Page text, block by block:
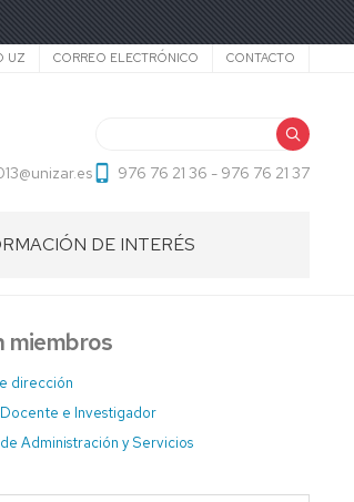
UZ CORREO ELECTRÓNICO CONTACTO
976 76 21 36 - 976 76 21 37
DE INTERÉS
miembros
dirección
e Investigador
Administración y Servicios